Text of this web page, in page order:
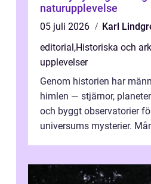
naturupplevelse
05 juli 2026
Karl
editorial,Historiska och
upplevelser
Genom historien har
himlen — stjärnor,
och byggt observatorier
universums mysterier.